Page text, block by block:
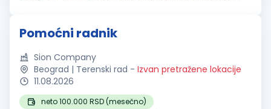
Pomoćni radnik
Sion Company
Beograd | Terenski rad - Izvan pretražene lokacije
11.08.2026
neto 100.000 RSD (mesečno)